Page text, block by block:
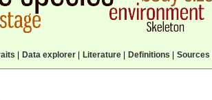
Data explorer| Literature| Definitions Sources